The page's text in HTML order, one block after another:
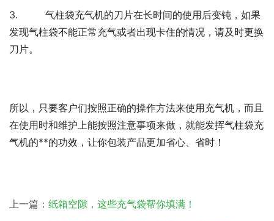
3. 气柱袋充气机的刀片在长时间的使用后变钝，如果
发现气柱袋不能正常充气或者出现卡住的情况，请及时更换
刀片。
所以，只要客户们按照正确的操作方法来使用充气机，而且
在使用时和维护上能按照注意事项来做，就能发挥气柱袋充
气机的**的功效，让你包装产品更加省心、省时！
上一篇： 纸箱空隙，这些充气袋帮你填满！